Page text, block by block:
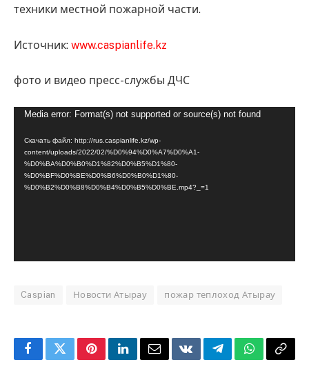
техники местной пожарной части.
Источник: www.caspianlife.kz
фото и видео пресс-службы ДЧС
Видеоплеер
Media error: Format(s) not supported or source(s) not found
Скачать файл: http://rus.caspianlife.kz/wp-
content/uploads/2022/02/%D0%94%D0%A7%D0%A1-
%D0%BA%D0%B0%D1%82%D0%B5%D1%80-
%D0%BF%D0%BE%D0%B6%D0%B0%D1%80-
%D0%B2%D0%B8%D0%B4%D0%B5%D0%BE.mp4?_=1
Caspian Новости Атырау пожар теплоход Атырау
FacebookTwitterPinterestLinkedInEmailVKontakteTelegramWhatsApp
Copy